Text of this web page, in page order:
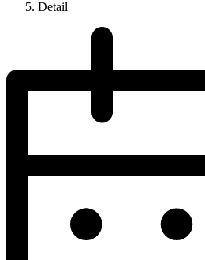
Detail